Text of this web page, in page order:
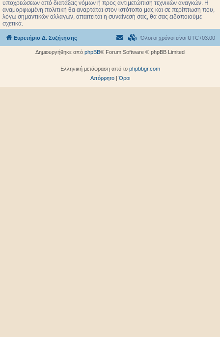
υποχρεώσεων από διατάξεις νόμων ή προς αντιμετώπιση τεχνικών αναγκών. Η
αναμορφωμένη πολιτική θα αναρτάται στον ιστότοπο μας και σε περίπτωση που,
λόγω σημαντικών αλλαγών, απαιτείται η συναίνεσή σας, θα σας ειδοποιούμε
σχετικά.
Ευρετήριο Δ. Συζήτησης Όλοι οι χρόνοι είναι UTC+03:00
Δημιουργήθηκε από phpBB® Forum Software © phpBB Limited
Ελληνική μετάφραση από το phpbbgr.com
Απόρρητο|Όροι